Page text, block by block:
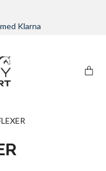
Klarna